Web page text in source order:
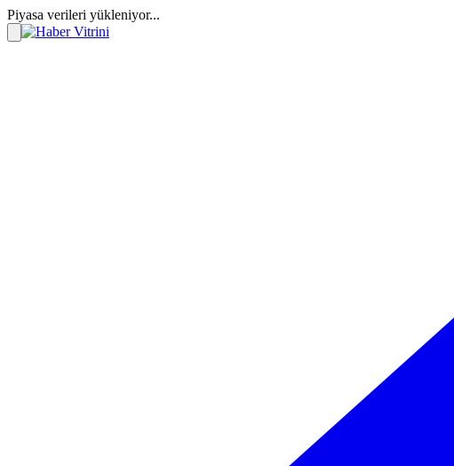
Piyasa verileri yükleniyor...